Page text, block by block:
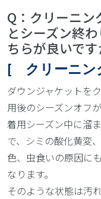
Q：クリーニン
とシーズン終
ちらが良いです
[ クリーニン
ダウンジャケットを
用後のシーズンオフ
着用シーズン中に溜
で、シミの酸化黄変
色、虫食いの原因にも
なります。
そのような状態は汚